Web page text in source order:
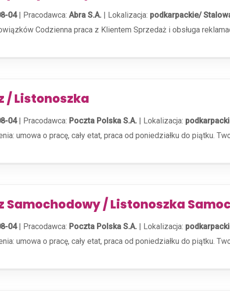
04| Pracodawca: Abra S.A. | Lokalizacja: podkarpackie/
Codzienna praca z Klientem Sprzedaż i obsługa
/ Listonoszka
04| Pracodawca: Poczta Polska S.A. | Lokalizacja:
umowa o pracę, cały etat, praca od poniedziałku do piątku.
Samochodowy / Listonoszka
04| Pracodawca: Poczta Polska S.A. | Lokalizacja:
umowa o pracę, cały etat, praca od poniedziałku do piątku.